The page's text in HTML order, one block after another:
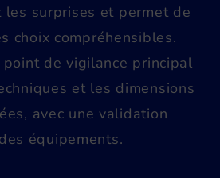
surprises et permet de
choix compréhensibles.
de vigilance principal
et les dimensions
avec une validation
équipements.